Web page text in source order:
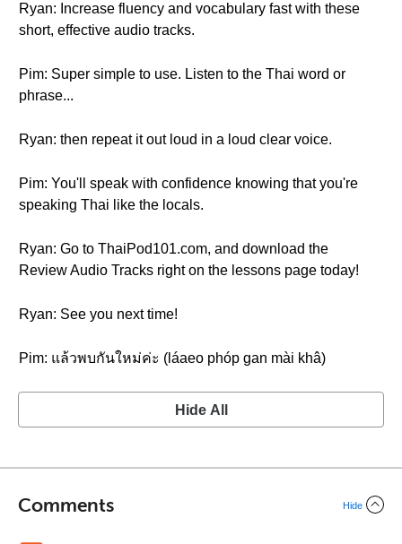
Ryan: Increase fluency and vocabulary fast with these
short, effective audio tracks.
Pim: Super simple to use. Listen to the Thai word or
phrase...
Ryan: then repeat it out loud in a loud clear voice.
Pim: You'll speak with confidence knowing that you're
speaking Thai like the locals.
Ryan: Go to ThaiPod101.com, and download the
Review Audio Tracks right on the lessons page today!
Ryan: See you next time!
Pim: แล้วพบกันใหม่ค่ะ (láaeo phóp gan mài khâ)
Hide All
Comments Hide